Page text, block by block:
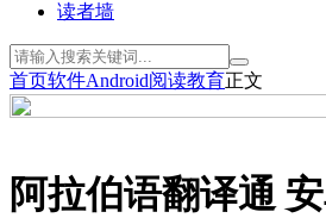
读者墙
首页软件Android阅读教育正文
阿拉伯语翻译通